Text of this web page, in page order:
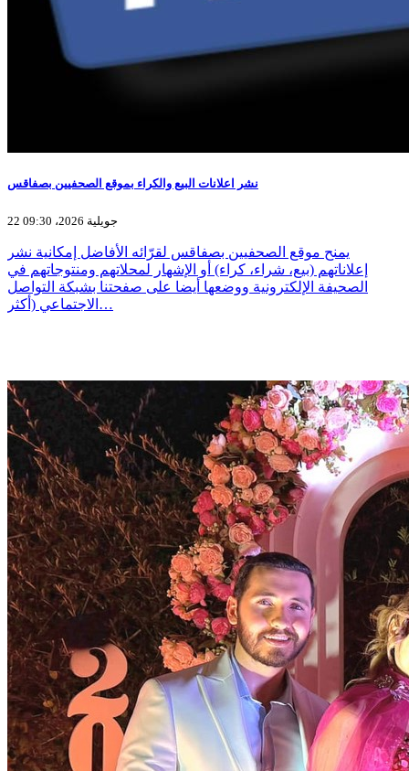
نشر اعلانات البيع والكراء بموقع الصحفيين بصفاقس
22 جويلية 2026، 09:30
يمنح موقع الصحفيين بصفاقس لقرّائه الأفاضل إمكانية نشر
إعلاناتهم (بيع، شراء، كراء) أو الإشهار لمحلاتهم ومنتوجاتهم في
الصحيفة الإلكترونية ووضعها أيضا على صفحتنا بشبكة التواصل
الاجتماعي (أكثر…